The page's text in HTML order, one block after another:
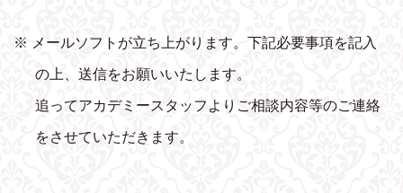
※ メールソフトが立ち上がります。下記必要事項を記入
の上、送信をお願いいたします。
追ってアカデミースタッフよりご相談内容等のご連絡
をさせていただきます。